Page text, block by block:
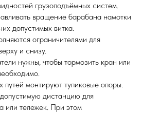
грузоподъёмных систем.
вращение барабана намотки
допустимых витка.
ограничителями для
и снизу.
нужны, чтобы тормозить кран или
путей монтируют тупиковые опоры.
дистанцию для
или тележек. При этом